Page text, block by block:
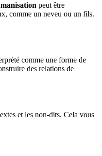
peut être
comme un neveu ou un fils.
comme une forme de
des relations de
et les non-dits. Cela vous